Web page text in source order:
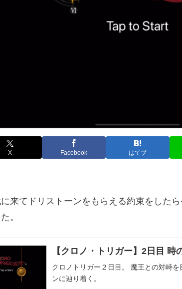
X Facebook はてブ
来てドリストーンをもらえる約束をした
。
【クロノ・トリガー】2日目 時
クロノトリガー２日目。 魔王との対峙
ンに辿り着く。